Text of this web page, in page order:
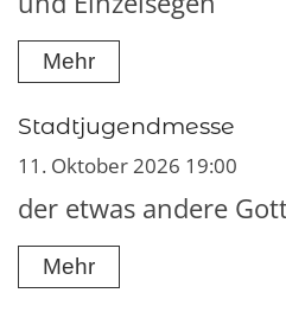
Mehr
Stadtjugendmesse
11. Oktober 2026 19:00
der etwas andere
Mehr